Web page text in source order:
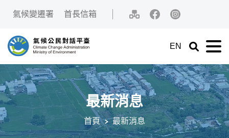
氣候變遷署
首長信箱
氣候公民對話平臺
EN
最新消息
首頁 最新消息